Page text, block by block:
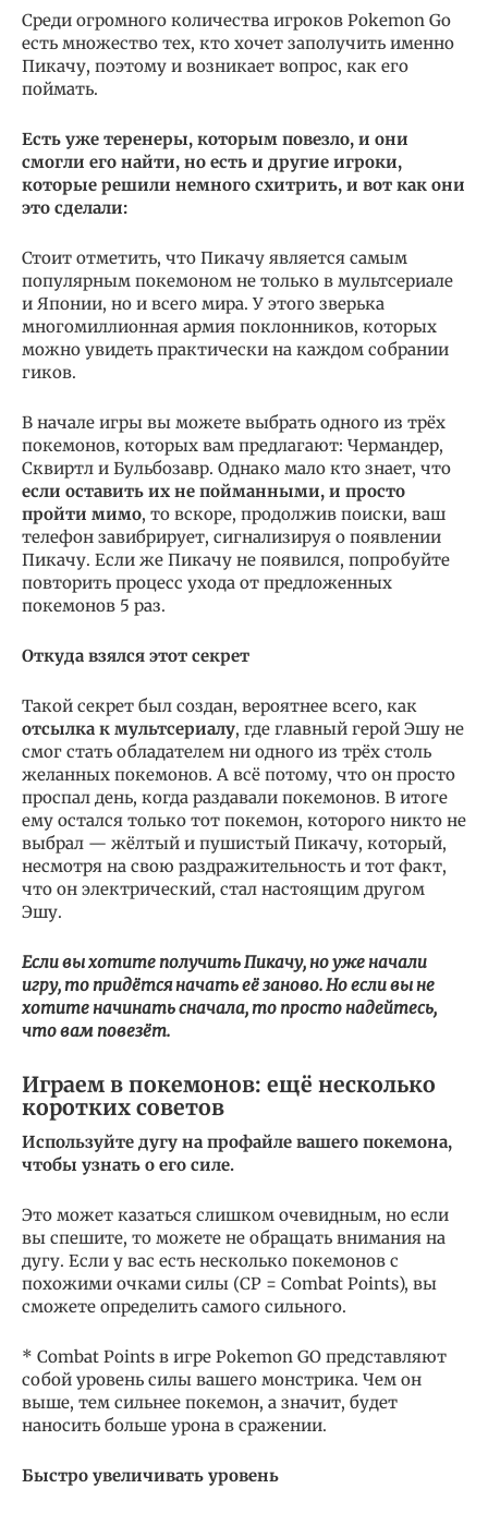
Среди огромного количества игроков Pokemon Go
есть множество тех, кто хочет заполучить именно
Пикачу, поэтому и возникает вопрос, как его
поймать.
Есть уже теренеры, которым повезло, и они
смогли его найти, но есть и другие игроки,
которые решили немного схитрить, и вот как они
это сделали:
Стоит отметить, что Пикачу является самым
популярным покемоном не только в мультсериале
и Японии, но и всего мира. У этого зверька
многомиллионная армия поклонников, которых
можно увидеть практически на каждом собрании
гиков.
В начале игры вы можете выбрать одного из трёх
покемонов, которых вам предлагают: Чермандер,
Сквиртл и Бульбозавр. Однако мало кто знает, что
если оставить их не пойманными, и просто
пройти мимо, то вскоре, продолжив поиски, ваш
телефон завибрирует, сигнализируя о появлении
Пикачу. Если же Пикачу не появился, попробуйте
повторить процесс ухода от предложенных
покемонов 5 раз.
Откуда взялся этот секрет
Такой секрет был создан, вероятнее всего, как
отсылка к мультсериалу, где главный герой Эшу не
смог стать обладателем ни одного из трёх столь
желанных покемонов. А всё потому, что он просто
проспал день, когда раздавали покемонов. В итоге
ему остался только тот покемон, которого никто не
выбрал — жёлтый и пушистый Пикачу, который,
несмотря на свою раздражительность и тот факт,
что он электрический, стал настоящим другом
Эшу.
Если вы хотите получить Пикачу, но уже начали
игру, то придётся начать её заново. Но если вы не
хотите начинать сначала, то просто надейтесь,
что вам повезёт.
Играем в покемонов: ещё несколько
коротких советов
Используйте дугу на профайле вашего покемона,
чтобы узнать о его силе.
Это может казаться слишком очевидным, но если
вы спешите, то можете не обращать внимания на
дугу. Если у вас есть несколько покемонов с
похожими очками силы (CP = Combat Points), вы
сможете определить самого сильного.
* Combat Points в игре Pokemon GO представляют
собой уровень силы вашего монстрика. Чем он
выше, тем сильнее покемон, а значит, будет
наносить больше урона в сражении.
Быстро увеличивать уровень